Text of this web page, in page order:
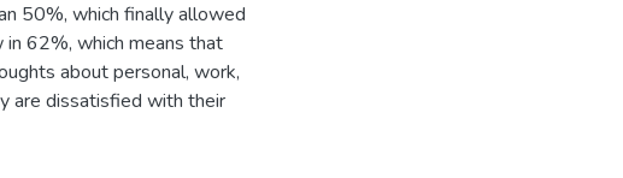
50%, which finally allowed
62%, which means that
about personal, work,
are dissatisfied with their